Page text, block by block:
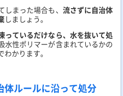
まった場合も、 流さずに自治体
しましょう。
っているだけなら、水を抜いて処
水性ポリマーが含まれているかの
かります。
体ルールに沿って処分